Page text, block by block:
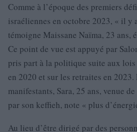
Comme à l’époque des premiers
israéliennes en octobre 2023, « il y
témoigne Maissane Naïma, 23 ans,
Ce point de vue est appuyé par
pris part à la politique suite aux
en 2020 et sur les retraites en 2023.
manifestants, Sara, 25 ans, venue
par son keffieh, note « plus
Au lieu d’être dirigé par des